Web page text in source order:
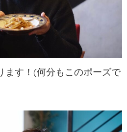
ます！(何分もこのポーズで